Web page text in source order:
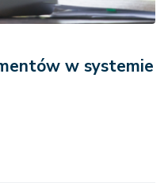
w systemie